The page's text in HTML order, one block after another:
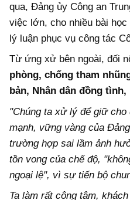
qua, Đảng ủy Công an
việc lớn, cho nhiều bài
lý luận phục vụ công tác
Từ ứng xử bên ngoài, đối
phòng, chống tham
bản, Nhân dân đồng
"Chúng ta xử lý để giữ
mạnh, vững vàng của
trường hợp sai lầm ảnh
tồn vong của chế độ,
ngoại lệ", vì sự tiến bộ
Ta làm rất công tâm,